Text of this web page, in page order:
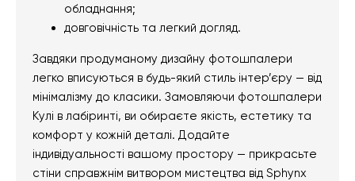
обладнання;
довговічність та легкий догляд.
Завдяки продуманому дизайну фотошпалери
легко вписуються в будь-який стиль інтер’єру — від
мінімалізму до класики. Замовляючи фотошпалери
Кулі в лабіринті, ви обираєте якість, естетику та
комфорт у кожній деталі. Додайте
індивідуальності вашому простору — прикрасьте
стіни справжнім витвором мистецтва від Sphynx